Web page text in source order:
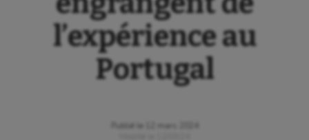
l’expérience au
Portugal
Publié le
12 mars 2024